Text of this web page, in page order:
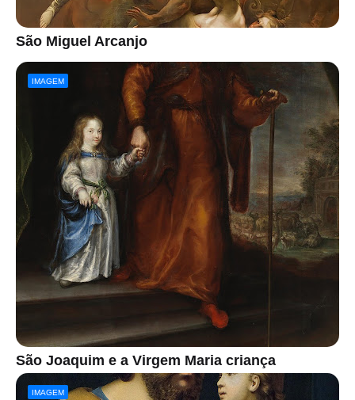
São Miguel Arcanjo
IMAGEM
São Joaquim e a Virgem Maria criança
IMAGEM